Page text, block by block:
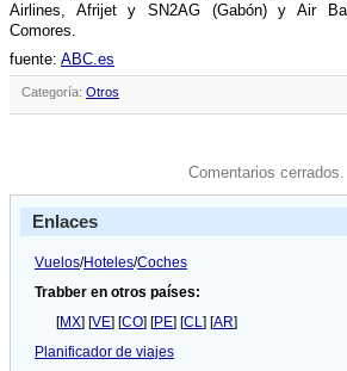
Airlines, Afrijet y SN2AG (Gabón) y Air
Comores.
fuente: ABC.es
Categoría: Otros
Comentarios cerrados.
Enlaces
Vuelos/Hoteles/Coches
Trabber en otros países:
[MX] [VE] [CO] [PE] [CL] [AR]
Planificador de viajes